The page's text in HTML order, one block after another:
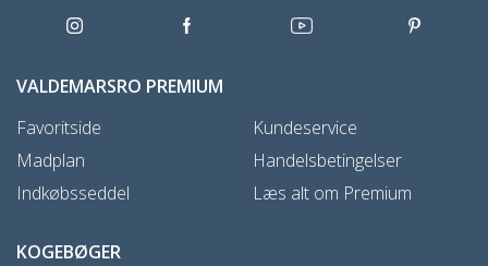
VALDEMARSRO PREMIUM
Favoritside
Madplan
Indkøbsseddel
Kundeservice
Handelsbetingelser
Læs alt om Premium
KOGEBØGER